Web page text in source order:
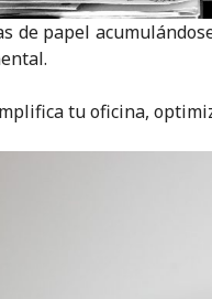
de papel
tu oficina,